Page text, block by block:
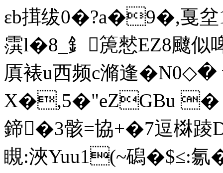
εb搑绂0�?a�9�,戛坌
霟l�8_釒箎憖EZ8飉
厧裱u西频c滫逢
X�,5�"eZGBu �
鍗�3骸=協+�7逗棥
瞡:浹Yuu1(~磶�$≤: